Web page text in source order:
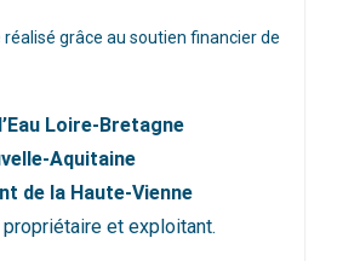
grâce au soutien financier de
Loire-Bretagne
Aquitaine
de la Haute-Vienne
et exploitant.